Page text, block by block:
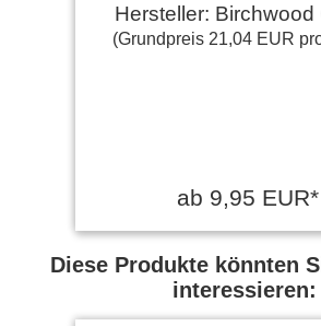
Hersteller: Birchwood
(Grundpreis 21,04 EUR
ab 9,95 EUR*
Diese Produkte könnten
interessieren: